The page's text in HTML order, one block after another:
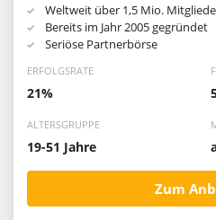
Weltweit über 1,5 Mio.
Bereits im Jahr 2005 gegründet
Seriöse Partnerbörse
ERFOLGSRATE
21%
ALTERSGRUPPE
19-51 Jahre
Zum